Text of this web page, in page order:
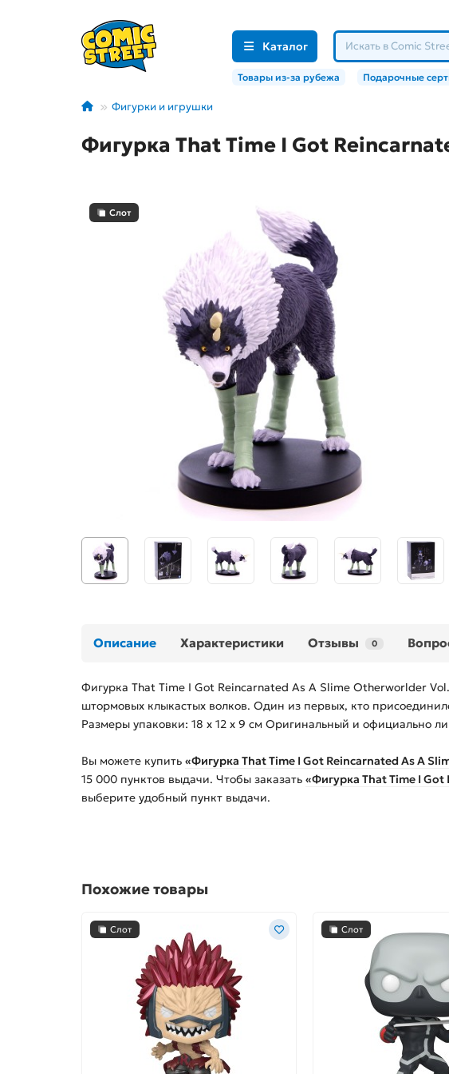
Каталог
Товары из-за рубежа Подарочные
Фигурки и игрушки
Фигурка That Time I Got
Слот
Описание Характеристики Отзывы 0
Фигурка That Time I Got Reincarnated As A Slime Otherworlder
штормовых клыкастых волков. Один из первых, кто
Размеры упаковки: 18 x 12 x 9 см Оригинальный и официально
Вы можете купить «Фигурка That Time I Got Reincarnated As A
15 000 пунктов выдачи. Чтобы заказать «Фигурка That Time I Got
выберите удобный пункт выдачи.
Похожие товары
Слот Слот